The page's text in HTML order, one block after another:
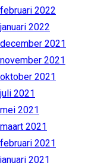
februari 2022
januari 2022
december 2021
november 2021
oktober 2021
juli 2021
mei 2021
maart 2021
februari 2021
januari 2021